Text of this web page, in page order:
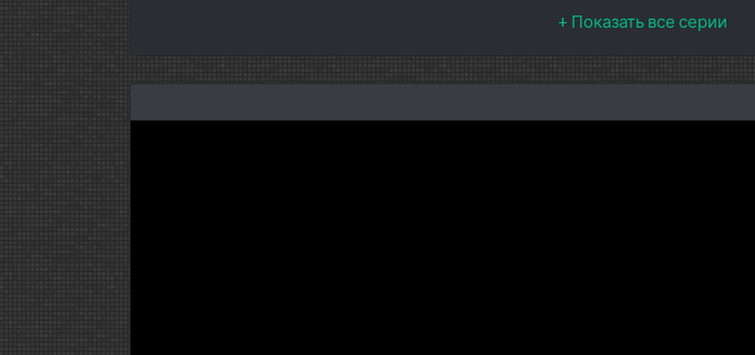
1 сезон 5 серия
1 сезон 3 серия